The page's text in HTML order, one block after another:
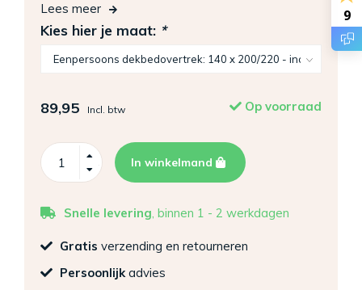
Lees meer
Kies hier je maat: *
89,95 Incl. btw Op voorraad
In winkelmand
Snelle levering, binnen 1 - 2 werkdagen
Gratis verzending en retourneren
Persoonlijk advies
9